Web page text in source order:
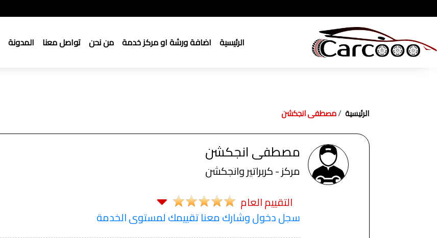
الرئيسية اضافة ورشة او مركز خدمة من نحن تواصل معنا المدونة
الرئيسية مصطفى انجكشن
مصطفى انجكشن
مركز - كربراتير وانجكشن
التقييم العام
سجل دخول وشارك معنا تقييمك لمستوى الخدمة